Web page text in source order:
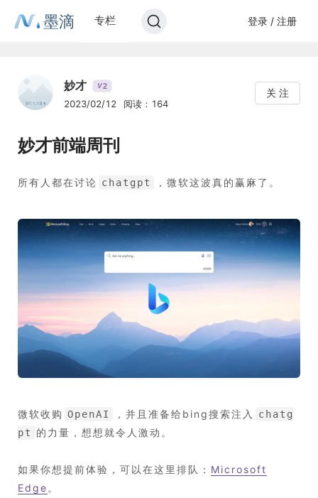
墨滴 专栏 登录 / 注册
妙才 V2
2023/02/12 阅读：164
关 注
妙才前端周刊
所有人都在讨论 chatgpt ，微软这波真的赢麻了。
微软收购 OpenAI ，并且准备给bing搜索注入
chatg
pt
的力量，想想就令人激动。
如果你想提前体验，可以在这里排队： Microsoft
Edge 。